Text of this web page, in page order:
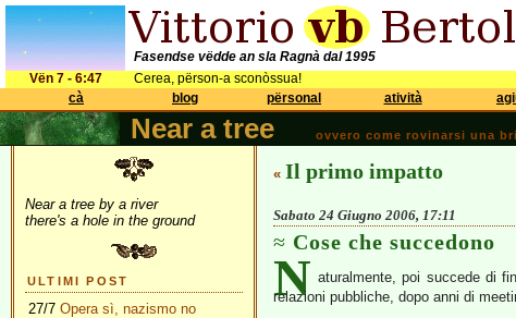
Fasendse vëdde an sla Ragnà dal 1995
Vën 7 - 6:47
Cerea, përson-a sconòssua!
cà
blog përsonal atività
Near a tree ovvero come rovinarsi una
Near a tree by a river
there's a hole in the ground
ULTIMI POST
27/7 Opera sì, nazismo no
« Il primo impatto
Sabato 24 Giugno 2006, 17:11
Cose che succedono
N aturalmente, poi succede di
relazioni pubbliche, dopo anni di